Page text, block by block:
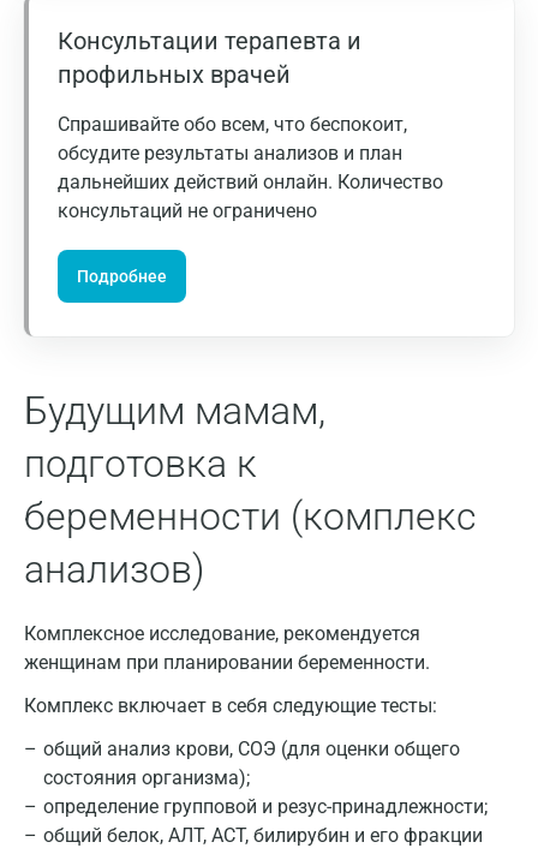
Консультации терапевта и
профильных врачей
Спрашивайте обо всем, что беспокоит,
обсудите результаты анализов и план
дальнейших действий онлайн. Количество
консультаций не ограничено
Подробнее
Будущим мамам,
подготовка к
беременности (комплекс
анализов)
Комплексное исследование, рекомендуется
женщинам при планировании беременности.
Комплекс включает в себя следующие тесты:
общий анализ крови, СОЭ (для оценки общего
состояния организма);
определение групповой и резус-принадлежности;
общий белок, АЛТ, АСТ, билирубин и его фракции
Всеволожск
Гатчина
Геленджик
Голубое
Дзержинск
Дзержинский
Домодедово
Екатеринбург
Жуковский
Звенигород
Зеленоград
Иваново
Истра